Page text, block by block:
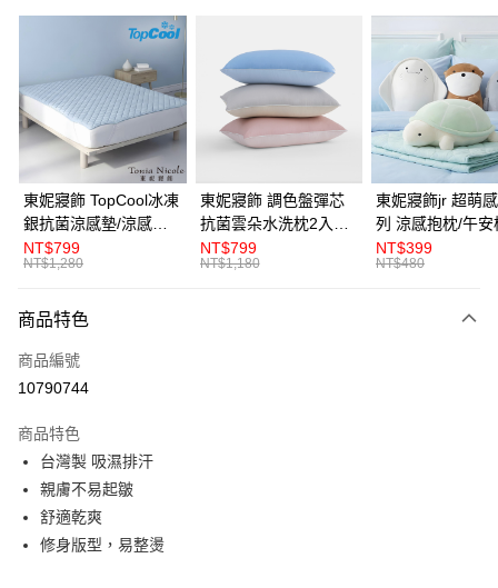
悠遊付
Google Pay
全盈+PAY
ATM付款
離島宅配
每筆NT$450，滿NT$10,000(含以上)免運費
全館滿$880免運
每筆NT$100，滿NT$880(含以上)免運費
東妮寢飾 TopCool冰凍
銀抗菌涼感墊/涼感保
潔墊-8色任選(單人/雙
人/加大/特大)
NT$799
NT$1,280
東妮寢飾 調色盤彈芯
抗菌雲朵水洗枕2入組
(多款任選)
NT$799
NT$1,180
東妮寢飾jr 超萌感凍系
列 涼感抱枕/午安
NT$399
NT$480
商品特色
商品編號
10790744
商品特色
台灣製 吸濕排汗
親膚不易起皺
舒適乾爽
修身版型，易整燙